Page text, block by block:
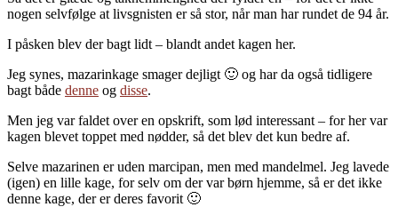
nogen selvfølge at livsgnisten er så stor, når man har rundet de 94 år.
I påsken blev der bagt lidt – blandt andet kagen her.
Jeg synes, mazarinkage smager dejligt 🙂 og har da også tidligere
bagt både denne og disse.
Men jeg var faldet over en opskrift, som lød interessant – for her var
kagen blevet toppet med nødder, så det blev det kun bedre af.
Selve mazarinen er uden marcipan, men med mandelmel. Jeg lavede
(igen) en lille kage, for selv om der var børn hjemme, så er det ikke
denne kage, der er deres favorit 🙂